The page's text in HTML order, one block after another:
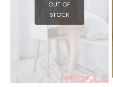
OUT OF
STOCK